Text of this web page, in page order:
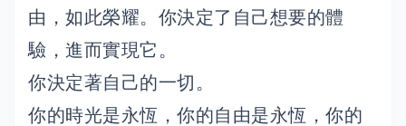
由，如此榮耀。你決定了自己想要的體
驗，進而實現它。
你決定著自己的一切。
你的時光是永恆，你的自由是永恆，你的